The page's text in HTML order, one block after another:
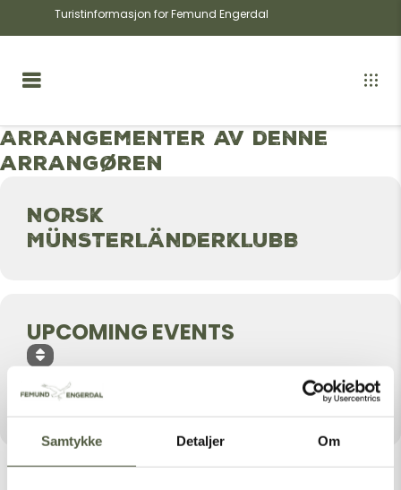
Samtykke Detaljer Om
Turistinformasjon for Femund Engerdal
Arrangementer av denne
arrangøren
NORSK
MÜNSTERLÄNDERKLUBB
UPCOMING EVENTS
INGEN ARRANGEMENTER